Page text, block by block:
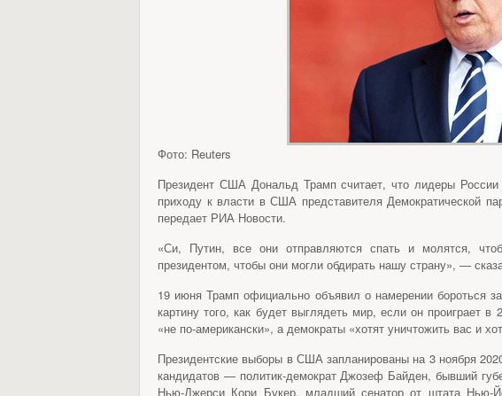
Фото: Reuters
Президент США Дональд Трамп считает, что лидеры
приходу к власти в США представителя Демократической
передает РИА Новости.
«Си, Путин, все они отправляются спать и молятся,
президентом, чтобы они могли обдирать нашу страну», —
19 июня Трамп официально объявил о намерении бороться
картину того, как будет выглядеть мир, если он проиграет
«не по-американски», а демократы «хотят уничтожить вас и
Президентские выборы в США запланированы на 3 ноября
кандидатов — политик-демократ Джозеф Байден, бывший
Нью-Джерси Кори Букер, младший сенатор от штата Нью-